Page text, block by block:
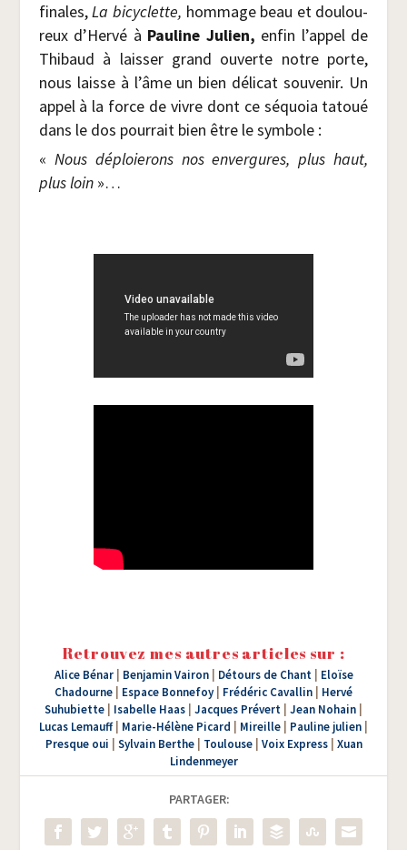
finales,La bicy­clette, hom­mage beau et dou­lou­
reux d’Hervé à Pau­line Julien, enfin l’appel de
Thi­baud à lais­ser grand ouverte notre porte,
nous laisse à l’âme un bien déli­cat sou­ve­nir. Un
appel à la force de vivre dont ce séquoia tatoué
dans le dos pour­rait bien être le symbole :
« Nous déploie­rons nos enver­gures, plus haut,
plus loin»…
Retrouvez mes autres articles sur :
Alice Bénar| Benjamin Vairon| Détours de Chant| Eloïse
Chadourne
Espace Bonnefoy| Frédéric Cavallin
Hervé
Suhubiette
Isabelle Haas Jacques Prévert Jean Nohain
Lucas Lemauff| Marie-Hélène Picard Mireille Pauline julien
Presque oui
Sylvain Berthe| Toulouse| Voix Express| Xuan
Lindenmeyer
PARTAGER: